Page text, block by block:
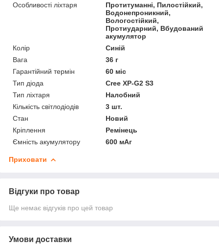
Особливості ліхтаря
Протитуманні, Пилостійкий,
Водонепроникний,
Вологостійкий,
Протиударний, Вбудований
акумулятор
Колір
Синій
Вага
36 г
Гарантійний термін
60 міс
Тип діода
Cree XP-G2 S3
Тип ліхтаря
Налобний
Кількість світлодіодів
3 шт.
Стан
Новий
Кріплення
Ремінець
Ємність акумулятору
600 мАг
Приховати
Відгуки про товар
Ще немає відгуків про цей товар
Умови доставки